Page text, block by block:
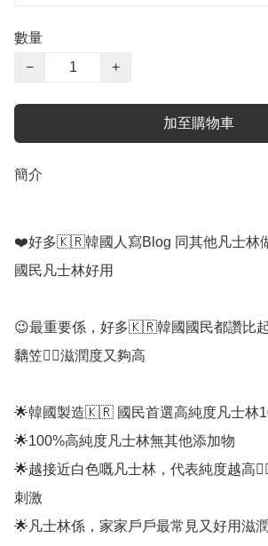
數量
−
+
加至購物車
簡介
❤️好多🇰🇷韓國人寫Blog 同其他凡士林做
國民凡士林好用
😉最重要係，好多🇰🇷韓國國民都讚比
黐笠👍🏻滋潤度又夠高
🌟韓國製造🇰🇷 國民首選高純度凡士林
🌟100%高純度凡士林無其他添加物
🌟越接近白色嘅凡士林，代表純度越高
刺激
🌟凡士林係，家家戶戶最常見又好用滋